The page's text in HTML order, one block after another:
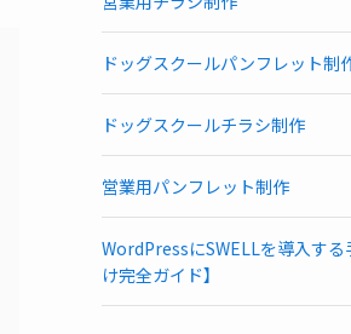
ドッグスクールパンフレット制
ドッグスクールチラシ制作
営業用パンフレット制作
WordPressにSWELLを導入する
け完全ガイド】